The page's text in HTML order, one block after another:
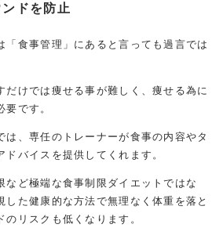
ドを防止
「食事管理」にあると言っても過言では
だけでは痩せる事が難しく、痩せる為に
です。
は、専任のトレーナーが食事の内容やタ
バイスを提供してくれます。
など極端な食事制限ダイエットではな
した健康的な方法で無理なく体重を落と
リスクも低くなります。